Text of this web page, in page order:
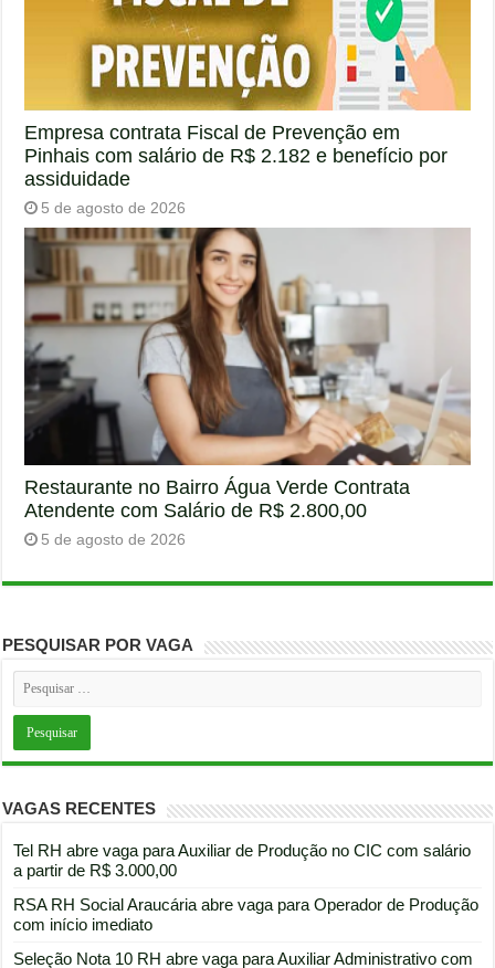
Empresa contrata Fiscal de Prevenção em
Pinhais com salário de R$ 2.182 e benefício por
assiduidade
5 de agosto de 2026
Restaurante no Bairro Água Verde Contrata
Atendente com Salário de R$ 2.800,00
5 de agosto de 2026
PESQUISAR POR VAGA
VAGAS RECENTES
Tel RH abre vaga para Auxiliar de Produção no CIC com salário
a partir de R$ 3.000,00
RSA RH Social Araucária abre vaga para Operador de Produção
com início imediato
Seleção Nota 10 RH abre vaga para Auxiliar Administrativo com